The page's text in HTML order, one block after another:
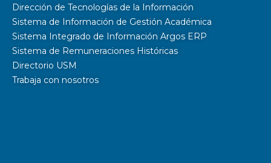
Dirección de Tecnologías de la Información
Sistema de Información de Gestión Académica
Sistema Integrado de Información Argos ERP
Sistema de Remuneraciones Históricas
Directorio USM
Trabaja con nosotros